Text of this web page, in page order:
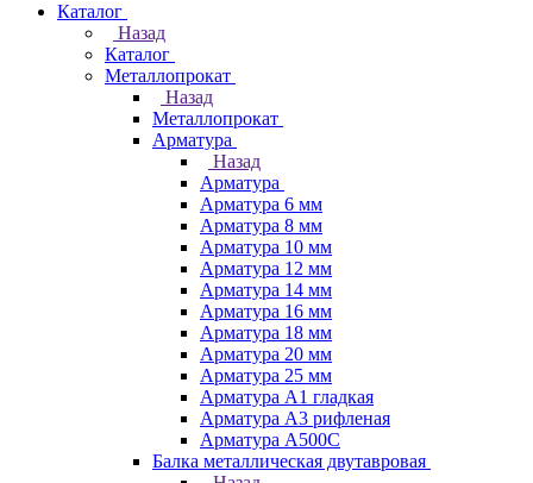
Каталог
Назад
Каталог
Металлопрокат
Назад
Металлопрокат
Арматура
Назад
Арматура
Арматура 6 мм
Арматура 8 мм
Арматура 10 мм
Арматура 12 мм
Арматура 14 мм
Арматура 16 мм
Арматура 18 мм
Арматура 20 мм
Арматура 25 мм
Арматура А1 гладкая
Арматура А3 рифленая
Арматура А500С
Балка металлическая двутавровая